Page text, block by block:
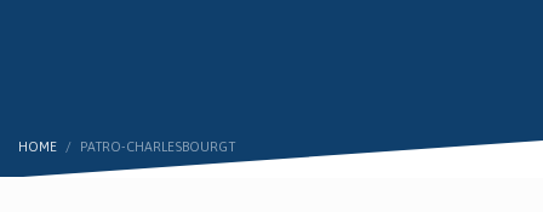
HOME PATRO-CHARLESBOURGT